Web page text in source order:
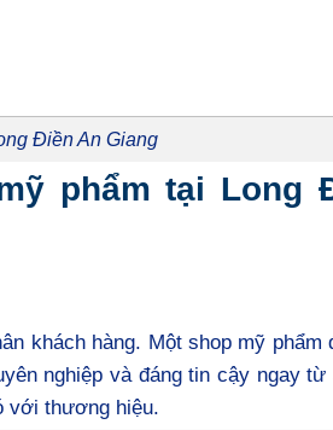
Điền An Giang
phẩm tại Long
khách hàng. Một shop mỹ phẩm
nghiệp và đáng tin cậy ngay từ
với thương hiệu.